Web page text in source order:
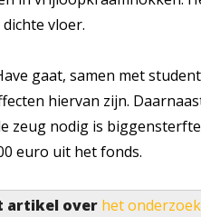
vloer.
gaat, samen met
hiervan zijn.
zeug nodig is
euro uit het fonds.
artikel over het